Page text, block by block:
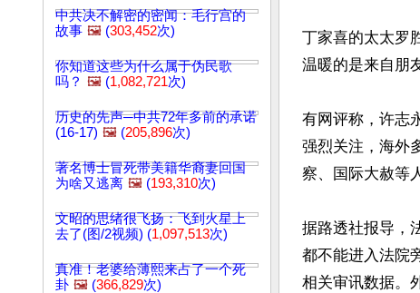
中共决不解密的密闻：毛行宫的
故事 🖼️ (303,452次)
你知道这些为什么属于伪民歌
吗？ 🖼️ (1,082,721次)
历史的先声─中共72年多前的承诺
(16-17) 🖼️ (205,896次)
著名博士冒死带美籍华裔妻回国
为啥又逃离 🖼️ (193,310次)
文昭的思绪很飞扬：飞到火星上
去了(图/2视频) (1,097,513次)
真准！老婆给薄熙来占了一个死
卦 🖼️ (366,829次)
丁家喜的太太罗
温暖的是来自朋
有网评称，许志
强烈关注，海外
察、国际大赦等
据路透社报导，
都不能进入法院
相关审讯数据。